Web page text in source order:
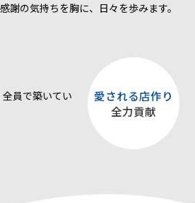
感謝の気持ちを胸に、日々を歩みます。
愛される店作り
全力貢献
員で築いてい